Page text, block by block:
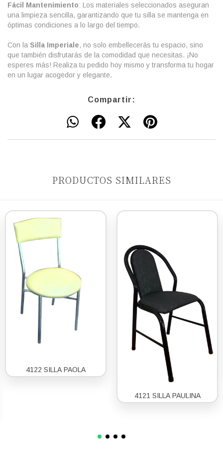
Fácil Mantenimiento: Los materiales seleccionados aseguran
una limpieza sencilla, garantizando que tu silla se mantenga en
óptimas condiciones a lo largo del tiempo.
Con la Silla Imperiale, no solo embellecerás tu espacio, sino
que también disfrutarás de la comodidad que necesitas. ¡No
esperes más! Realiza tu pedido hoy mismo y transforma tu hogar
en un lugar acogedor y elegante.
Compartir:
PRODUCTOS SIMILARES
4122 SILLA PAOLA
4121 SILLA PAULINA